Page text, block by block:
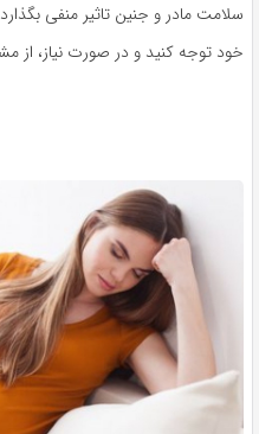
سلامت مادر و جنین تاثیر منفی
خود توجه کنید و در صورت نیاز، از